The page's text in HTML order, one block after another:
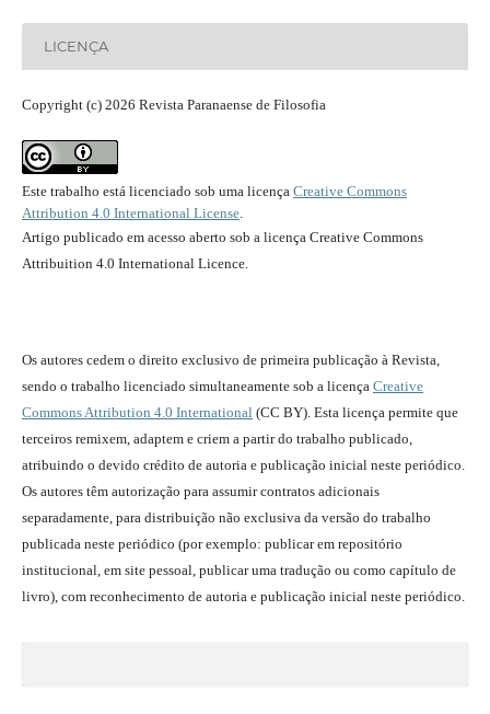
LICENÇA
Copyright (c) 2026 Revista Paranaense de Filosofia
Este trabalho está licenciado sob uma licença Creative Commons
Attribution 4.0 International License.
Artigo publicado em acesso aberto sob a licença Creative Commons
Attribuition 4.0 International Licence.
Os autores cedem o direito exclusivo de primeira publicação à Revista,
sendo o trabalho licenciado simultaneamente sob a licença Creative
Commons Attribution 4.0 International (CC BY). Esta licença permite que
terceiros remixem, adaptem e criem a partir do trabalho publicado,
atribuindo o devido crédito de autoria e publicação inicial neste periódico.
Os autores têm autorização para assumir contratos adicionais
separadamente, para distribuição não exclusiva da versão do trabalho
publicada neste periódico (por exemplo: publicar em repositório
institucional, em site pessoal, publicar uma tradução ou como capítulo de
livro), com reconhecimento de autoria e publicação inicial neste periódico.